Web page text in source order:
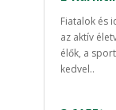
Fiatalok és
az aktív
élők, a
kedvel..